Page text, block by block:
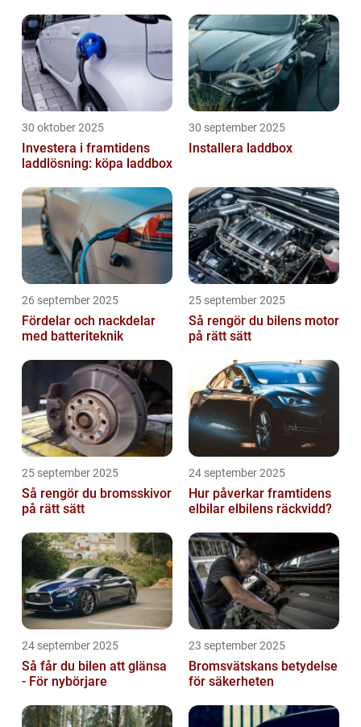
30 oktober 2025
Investera i framtidens
laddlösning: köpa laddbox
30 september 2025
Installera laddbox
26 september 2025
Fördelar och nackdelar
med batteriteknik
25 september 2025
Så rengör du bilens motor
på rätt sätt
25 september 2025
Så rengör du bromsskivor
på rätt sätt
24 september 2025
Hur påverkar framtidens
elbilar elbilens räckvidd?
24 september 2025
Så får du bilen att glänsa
- För nybörjare
23 september 2025
Bromsvätskans betydelse
för säkerheten